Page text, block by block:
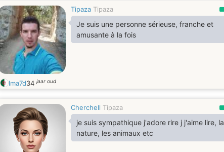
Tipaza Tipaza
Je suis une personne sérieuse, franche et
amusante à la fois
Ima7d34jaar oud
Cherchell Tipaza
je suis sympathique j'adore rire j j'aime lire, la
nature, les animaux etc